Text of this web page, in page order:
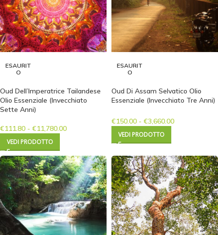
ESAURIT
O
Oud Dell’Imperatrice Tailandese
Olio Essenziale (Invecchiato
Sette Anni)
€111.80 - €11,780.00
VEDI PRODOTTO
ESAURIT
O
Oud Di Assam Selvatico Olio
Essenziale (Invecchiato Tre Anni)
€150.00 - €3,660.00
VEDI PRODOTTO